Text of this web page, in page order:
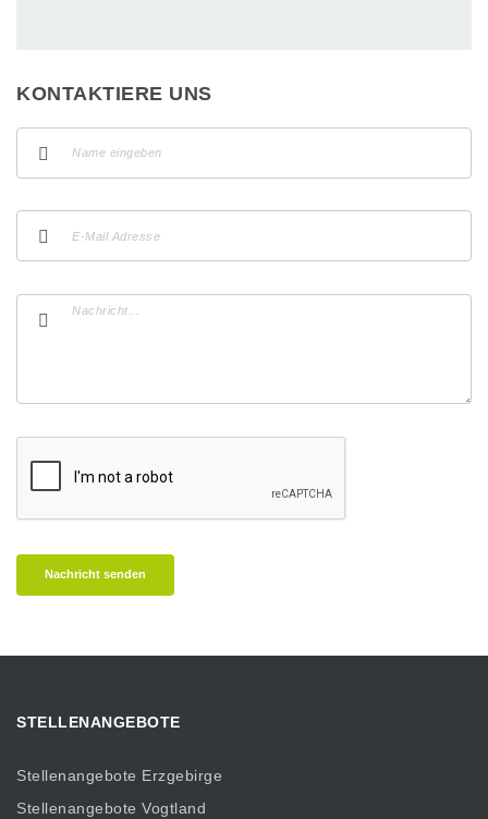
KONTAKTIERE UNS
Nachricht senden
STELLENANGEBOTE
Stellenangebote Erzgebirge
Stellenangebote Vogtland